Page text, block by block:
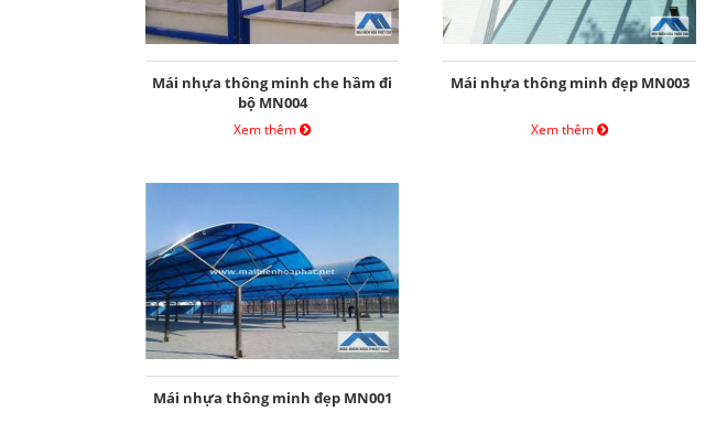
Mái nhựa thông minh che hầm đi
bộ MN004
Xem thêm
Mái nhựa thông minh đẹp MN003
Xem thêm
Mái nhựa thông minh đẹp MN001